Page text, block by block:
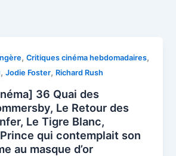
,Critiques cinéma hebdomadaires,
,Jodie Foster, Richard Rush
36 Quai des
Le Retour des
Le Tigre Blanc,
Prince qui contemplait son
au masque d’or